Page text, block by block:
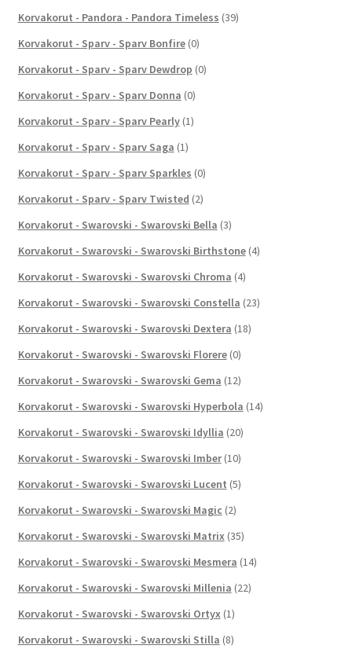
Korvakorut - Pandora - Pandora Timeless (39)
Korvakorut - Sparv - Sparv Bonfire (0)
Korvakorut - Sparv - Sparv Dewdrop (0)
Korvakorut - Sparv - Sparv Donna (0)
Korvakorut - Sparv - Sparv Pearly (1)
Korvakorut - Sparv - Sparv Saga (1)
Korvakorut - Sparv - Sparv Sparkles (0)
Korvakorut - Sparv - Sparv Twisted (2)
Korvakorut - Swarovski - Swarovski Bella (3)
Korvakorut - Swarovski - Swarovski Birthstone (4)
Korvakorut - Swarovski - Swarovski Chroma (4)
Korvakorut - Swarovski - Swarovski Constella (23)
Korvakorut - Swarovski - Swarovski Dextera (18)
Korvakorut - Swarovski - Swarovski Florere (0)
Korvakorut - Swarovski - Swarovski Gema (12)
Korvakorut - Swarovski - Swarovski Hyperbola (14)
Korvakorut - Swarovski - Swarovski Idyllia (20)
Korvakorut - Swarovski - Swarovski Imber (10)
Korvakorut - Swarovski - Swarovski Lucent (5)
Korvakorut - Swarovski - Swarovski Magic (2)
Korvakorut - Swarovski - Swarovski Matrix (35)
Korvakorut - Swarovski - Swarovski Mesmera (14)
Korvakorut - Swarovski - Swarovski Millenia (22)
Korvakorut - Swarovski - Swarovski Ortyx (1)
Korvakorut - Swarovski - Swarovski Stilla (8)